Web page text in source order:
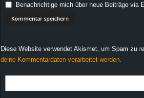
Benachrichtige mich über neue Beiträge via
Diese Website verwendet Akismet, um Spam zu
deine Kommentardaten verarbeitet werden.